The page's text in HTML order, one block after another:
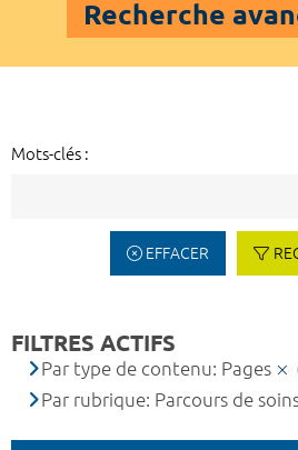
Recherche
Mots-clés :
EFFACER
FILTRES ACTIFS
Par type de contenu: Pages
Par rubrique: Parcours de